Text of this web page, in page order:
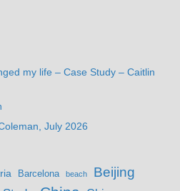
my life – Case Study – Caitlin
July 2026
Barcelona beach Beijing